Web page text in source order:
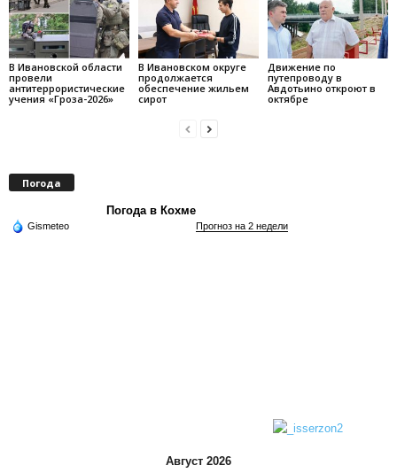
В Ивановской области
провели
антитеррористические
учения «Гроза-2026»
В Ивановском округе
продолжается
обеспечение жильем
сирот
Движение по
путепроводу в
Авдотьино откроют в
октябре
Погода
Погода в Кохме
Gismeteo Прогноз на 2 недели
Август 2026